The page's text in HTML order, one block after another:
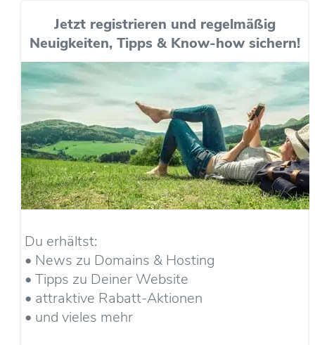
Jetzt registrieren und regelmäßig
Neuigkeiten, Tipps & Know-how sichern!
Du erhältst:
• News zu Domains & Hosting
• Tipps zu Deiner Website
• attraktive Rabatt-Aktionen
• und vieles mehr